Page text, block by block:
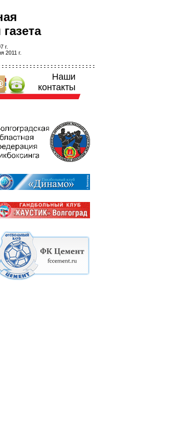
г.
2011 г.
Наши
контакты